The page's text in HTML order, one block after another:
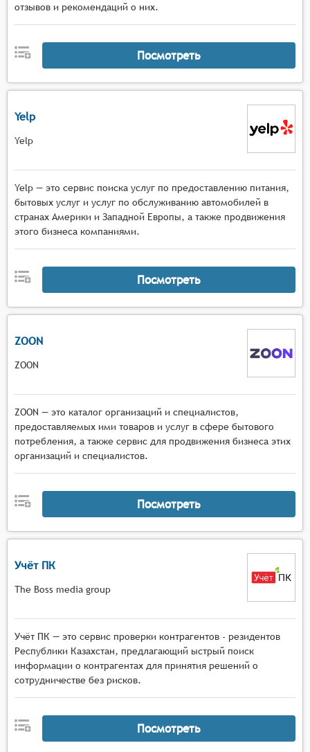
отзывов и рекомендаций о них.
Посмотреть
Yelp
Yelp
Yelp — это сервис поиска услуг по предоставлению питания,
бытовых услуг и услуг по обслуживанию автомобилей в
странах Америки и Западной Европы, а также продвижения
этого бизнеса компаниями.
Посмотреть
ZOON
ZOON
ZOON — это каталог организаций и специалистов,
предоставляемых ими товаров и услуг в сфере бытового
потребления, а также сервис для продвижения бизнеса этих
организаций и специалистов.
Посмотреть
Учёт ПК
The Boss media group
Учёт ПК — это сервис проверки контрагентов - резидентов
Республики Казахстан, предлагающий ыстрый поиск
информации о контрагентах для принятия решений о
сотрудничестве без рисков.
Посмотреть